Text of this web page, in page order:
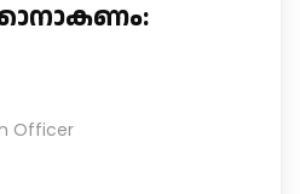
Officer